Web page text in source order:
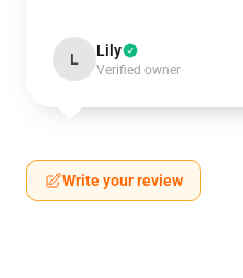
L Lily
Verified owner
Write your review